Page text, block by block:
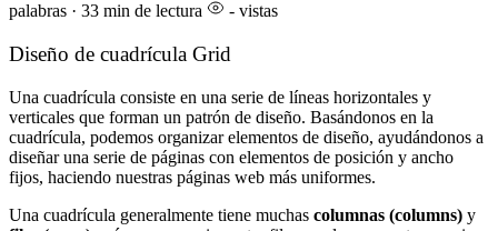
palabras · 33 min de lectura
- vistas
Diseño de cuadrícula Grid
Una cuadrícula consiste en una serie de líneas horizontales y
verticales que forman un patrón de diseño. Basándonos en la
cuadrícula, podemos organizar elementos de diseño, ayudándonos a
diseñar una serie de páginas con elementos de posición y ancho
fijos, haciendo nuestras páginas web más uniformes.
Una cuadrícula generalmente tiene muchas columnas (columns) y